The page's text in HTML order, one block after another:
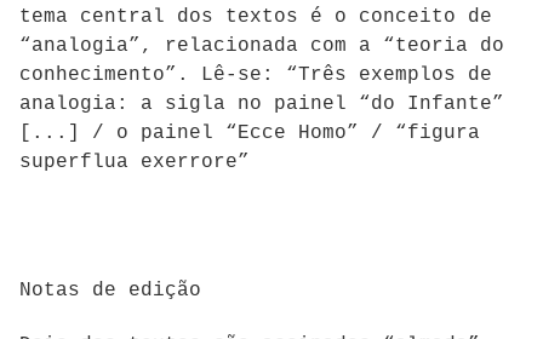
tema central dos textos é o conceito de
“analogia”, relacionada com a “teoria do
conhecimento”. Lê-se: “Três exemplos de
analogia: a sigla no painel “do Infante”
[...] / o painel “Ecce Homo” / “figura
superflua exerrore”
Notas de edição